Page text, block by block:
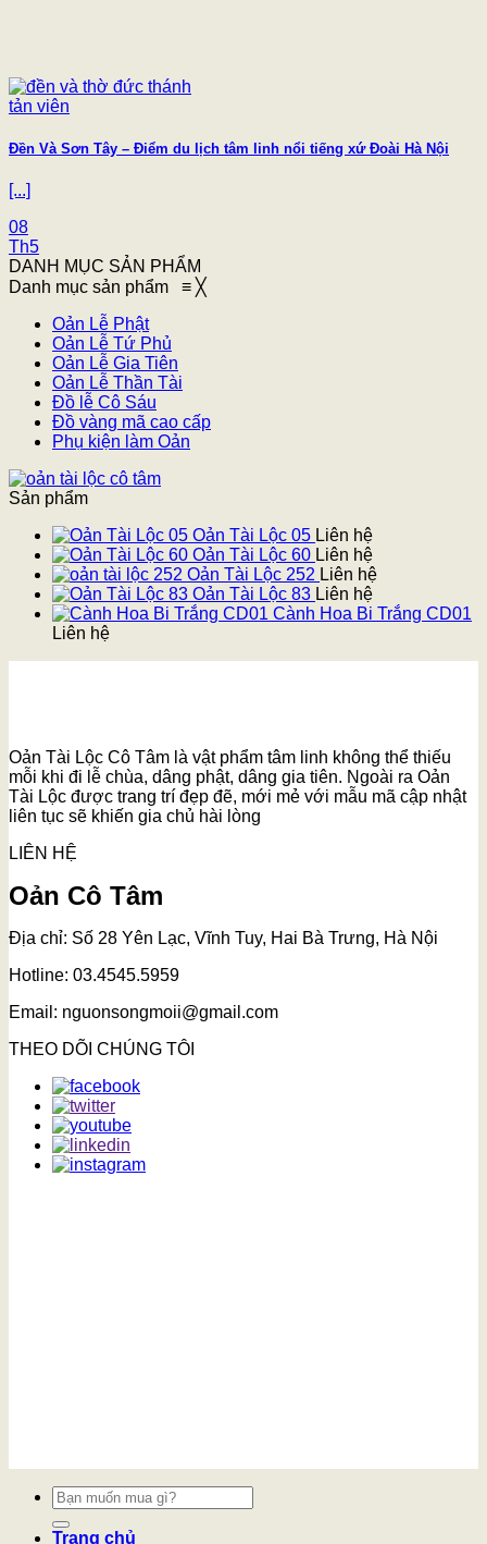
Đền Và Sơn Tây – Điểm du lịch tâm linh nổi tiếng xứ Đoài Hà Nội
[...]
08
Th5
DANH MỤC SẢN PHẨM
Danh mục sản phẩm ≡ ╳
Oản Lễ Phật
Oản Lễ Tứ Phủ
Oản Lễ Gia Tiên
Oản Lễ Thần Tài
Đồ lễ Cô Sáu
Đồ vàng mã cao cấp
Phụ kiện làm Oản
Sản phẩm
Oản Tài Lộc 05 Liên hệ
Oản Tài Lộc 60 Liên hệ
Oản Tài Lộc 252 Liên hệ
Oản Tài Lộc 83 Liên hệ
Cành Hoa Bi Trắng CD01
Liên hệ
Oản Tài Lộc Cô Tâm là vật phẩm tâm linh không thể thiếu
mỗi khi đi lễ chùa, dâng phật, dâng gia tiên. Ngoài ra Oản
Tài Lộc được trang trí đẹp đẽ, mới mẻ với mẫu mã cập nhật
liên tục sẽ khiến gia chủ hài lòng
LIÊN HỆ
Oản Cô Tâm
Địa chỉ: Số 28 Yên Lạc, Vĩnh Tuy, Hai Bà Trưng, Hà Nội
Hotline: 03.4545.5959
Email: nguonsongmoii@gmail.com
THEO DÕI CHÚNG TÔI
Tìm
kiếm:
Trang chủ